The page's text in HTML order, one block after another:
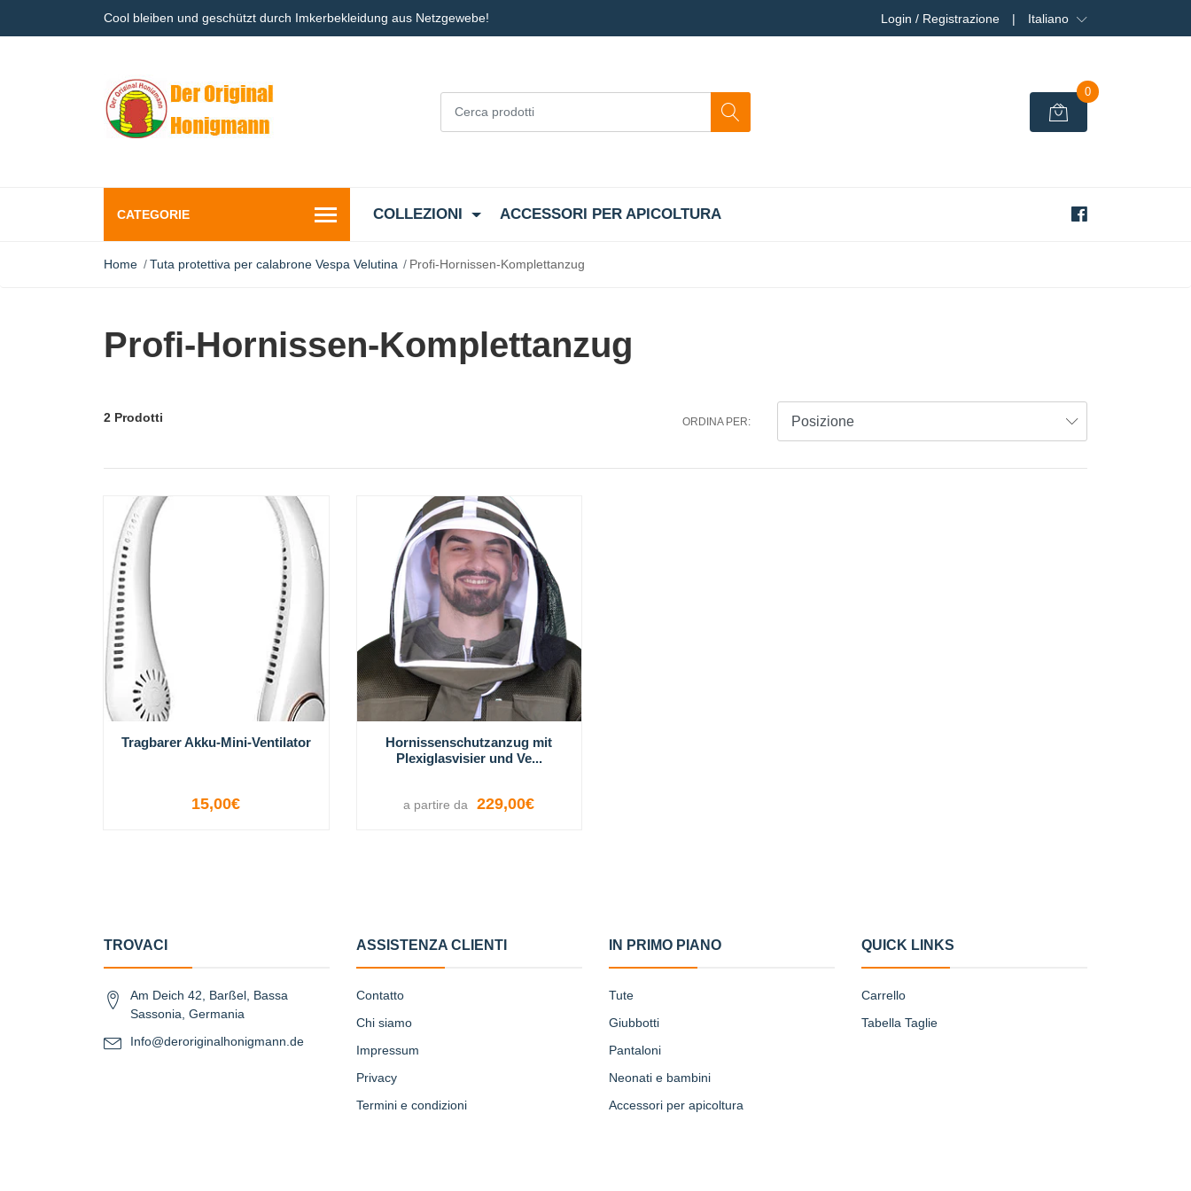
Cool bleiben und geschützt durch Imkerbekleidung aus Netzgewebe! Login / Registrazione | Italiano
0
CATEGORIE COLLEZIONI ACCESSORI PER APICOLTURA
Home Tuta protettiva per calabrone Vespa Velutina Profi-Hornissen-Komplettanzug
Profi-Hornissen-Komplettanzug
2 Prodotti ORDINA PER:
Tragbarer Akku-Mini-Ventilator
+
15,00€
Hornissenschutzanzug mit
Plexiglasvisier und Ve...
VISUALIZZA LE OPZIONI
a partire da 229,00€
TROVACI
Am Deich 42, Barßel, Bassa
Sassonia, Germania
Info@deroriginalhonigmann.de
ASSISTENZA CLIENTI
Contatto
Chi siamo
Impressum
Privacy
Termini e condizioni
IN PRIMO PIANO
Tute
Giubbotti
Pantaloni
Neonati e bambini
Accessori per apicoltura
QUICK LINKS
Carrello
Tabella Taglie